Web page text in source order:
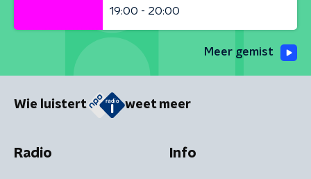
19:00 - 20:00
Meer gemist
Wie luistert weet meer
Radio Info